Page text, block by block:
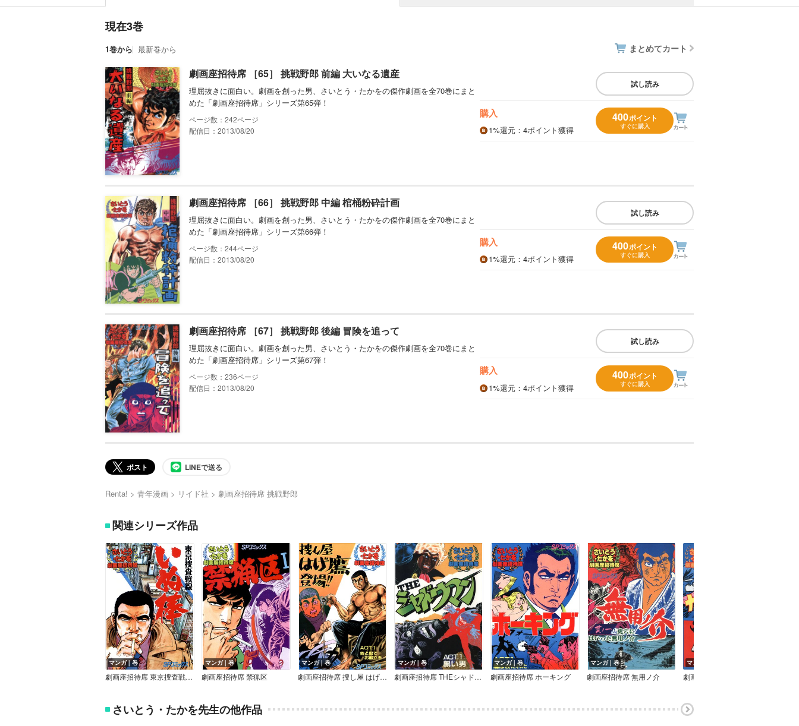
現在3巻
1巻から 最新巻から まとめてカート
劇画座招待席 ［65］ 挑戦野郎 前編 大いなる遺産
理屈抜きに面白い。劇画を創った男、さいとう・たかをの傑作劇画を全70巻にまと
めた「劇画座招待席」シリーズ第65弾！
242
配信日：2013/08/20
試し読み
購入
1%還元 ：4ポイント獲得
400ポイント
すぐに購入
劇画座招待席 ［66］ 挑戦野郎 中編 棺桶粉砕計画
理屈抜きに面白い。劇画を創った男、さいとう・たかをの傑作劇画を全70巻にまと
めた「劇画座招待席」シリーズ第66弾！
244
配信日：2013/08/20
試し読み
購入
1%還元 ：4ポイント獲得
400ポイント
すぐに購入
劇画座招待席 ［67］ 挑戦野郎 後編 冒険を追って
理屈抜きに面白い。劇画を創った男、さいとう・たかをの傑作劇画を全70巻にまと
めた「劇画座招待席」シリーズ第67弾！
236
配信日：2013/08/20
試し読み
購入
1%還元 ：4ポイント獲得
400ポイント
すぐに購入
ポスト LINEで送る
Renta! 青年漫画 リイド社 劇画座招待席 挑戦野郎
関連シリーズ作品
マンガ｜巻
劇画座招待席 東京捜査戦線いぬ棒
マンガ｜巻
劇画座招待席 禁猟区
マンガ｜巻
劇画座招待席 捜し屋 はげ鷹登場！！
マンガ｜巻
劇画座招待席 THEシャドウマン
マンガ｜巻
劇画座招待席 ホーキング
マンガ｜巻
劇画座招待席 無用ノ介
マンガ｜巻
さいとう・たかを先生の他作品